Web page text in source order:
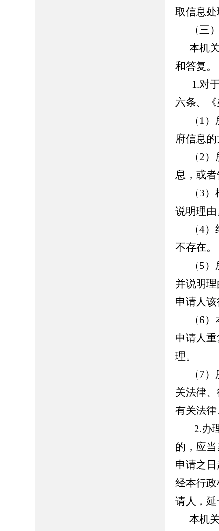
取信息
（三
本机
和答复。
1.对
六条、
（ 1）
府信息
（2）
息，或
（3）
说明理由
（4）
不存在。
（5）
并说明
申请人
（6）
申请人
理。
（7）
关法律
有关法
2.办
的，应
申请之
经本行
请人，
本机